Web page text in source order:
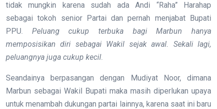
tidak mungkin karena sudah ada Andi “Raha” Harahap
sebagai tokoh senior Partai dan pernah menjabat Bupati
PPU. Peluang cukup terbuka bagi Marbun hanya
memposisikan diri sebagai Wakil sejak awal. Sekali lagi,
peluangnya juga cukup kecil.
Seandainya berpasangan dengan Mudiyat Noor, dimana
Marbun sebagai Wakil Bupati maka masih diperlukan upaya
untuk menambah dukungan partai lainnya, karena saat ini baru